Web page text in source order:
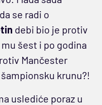
se radi o
debi bio je protiv
šest i po godina
Mančester
krunu?!
uslediće poraz u